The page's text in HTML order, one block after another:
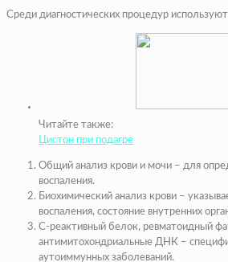
Среди диагностических процедур
Читайте также:
Цистон при подагре
Общий анализ крови и мочи – для
воспаления.
Биохимический анализ крови –
воспаления, состояние внутренних
С-реактивный белок, ревматоидный
антимитохондриальные ДНК –
аутоиммунных заболеваний.